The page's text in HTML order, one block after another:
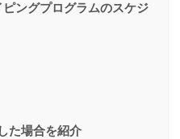
ングプログラムのスケジ
た場合を紹介